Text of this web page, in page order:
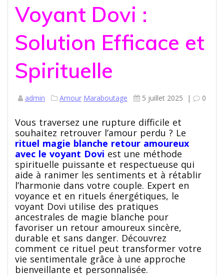
Voyant Dovi :
Solution Efficace et
Spirituelle
admin Amour Maraboutage 5 juillet 2025 | 0
Vous traversez une rupture difficile et
souhaitez retrouver l’amour perdu ? Le
rituel magie blanche retour amoureux
avec le voyant Dovi est une méthode
spirituelle puissante et respectueuse qui
aide à ranimer les sentiments et à rétablir
l’harmonie dans votre couple. Expert en
voyance et en rituels énergétiques, le
voyant Dovi utilise des pratiques
ancestrales de magie blanche pour
favoriser un retour amoureux sincère,
durable et sans danger. Découvrez
comment ce rituel peut transformer votre
vie sentimentale grâce à une approche
bienveillante et personnalisée.